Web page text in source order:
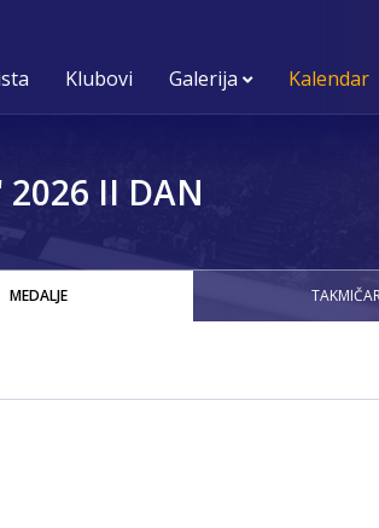
Klubovi Galerija Kalendar
2026 II DAN
MEDALJE